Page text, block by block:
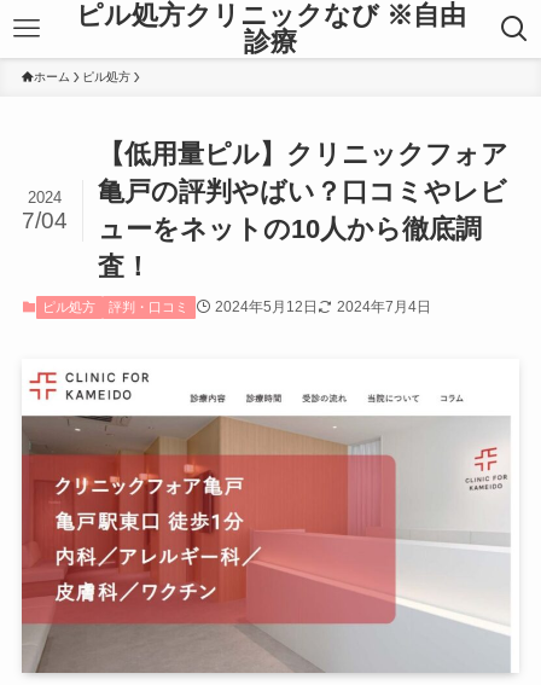
ピル処方クリニックなび ※自由
診療
ホーム ピル処方
【低用量ピル】クリニックフォア
亀戸の評判やばい？口コミやレビ
ューをネットの10人から徹底調
査！
2024
7/04
ピル処方 評判・口コミ 2024年5月12日 2024年7月4日